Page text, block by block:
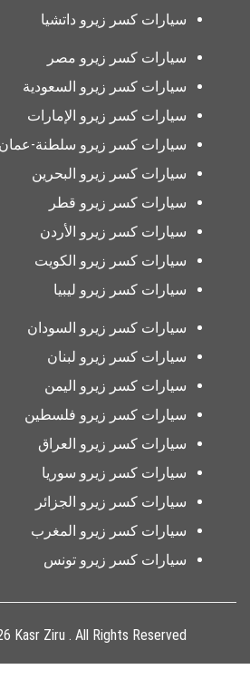
سيارات كسر زيرو داتشيا
سيارات كسر زيرو مصر
سيارات كسر زيرو السعودية
سيارات كسر زيرو الإمارات
سيارات كسر زيرو سلطنة-عمان
سيارات كسر زيرو البحرين
سيارات كسر زيرو قطر
سيارات كسر زيرو الأردن
سيارات كسر زيرو الكويت
سيارات كسر زيرو ليبيا
سيارات كسر زيرو السودان
سيارات كسر زيرو لبنان
سيارات كسر زيرو اليمن
سيارات كسر زيرو فلسطين
سيارات كسر زيرو العراق
سيارات كسر زيرو سوريا
سيارات كسر زيرو الجزائر
سيارات كسر زيرو المغرب
سيارات كسر زيرو تونس
Kasr Ziru . All Rights Reserved